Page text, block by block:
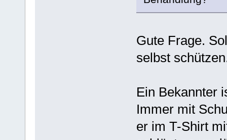
Gute Frage.
selbst
Ein Bekannter
Immer mit
er im T-Shirt